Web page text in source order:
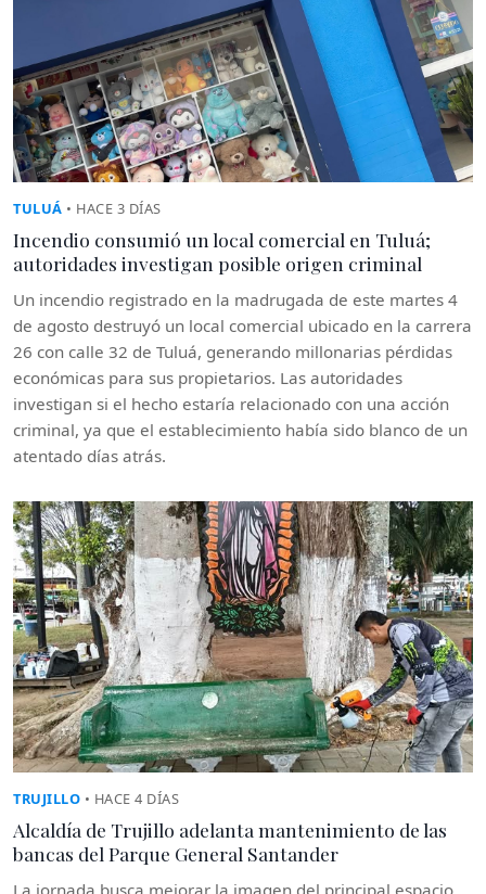
TULUÁ • HACE 3 DÍAS
Incendio consumió un local comercial en Tuluá;
autoridades investigan posible origen criminal
Un incendio registrado en la madrugada de este martes 4
de agosto destruyó un local comercial ubicado en la carrera
26 con calle 32 de Tuluá, generando millonarias pérdidas
económicas para sus propietarios. Las autoridades
investigan si el hecho estaría relacionado con una acción
criminal, ya que el establecimiento había sido blanco de un
atentado días atrás.
TRUJILLO • HACE 4 DÍAS
Alcaldía de Trujillo adelanta mantenimiento de las
bancas del Parque General Santander
La jornada busca mejorar la imagen del principal espacio